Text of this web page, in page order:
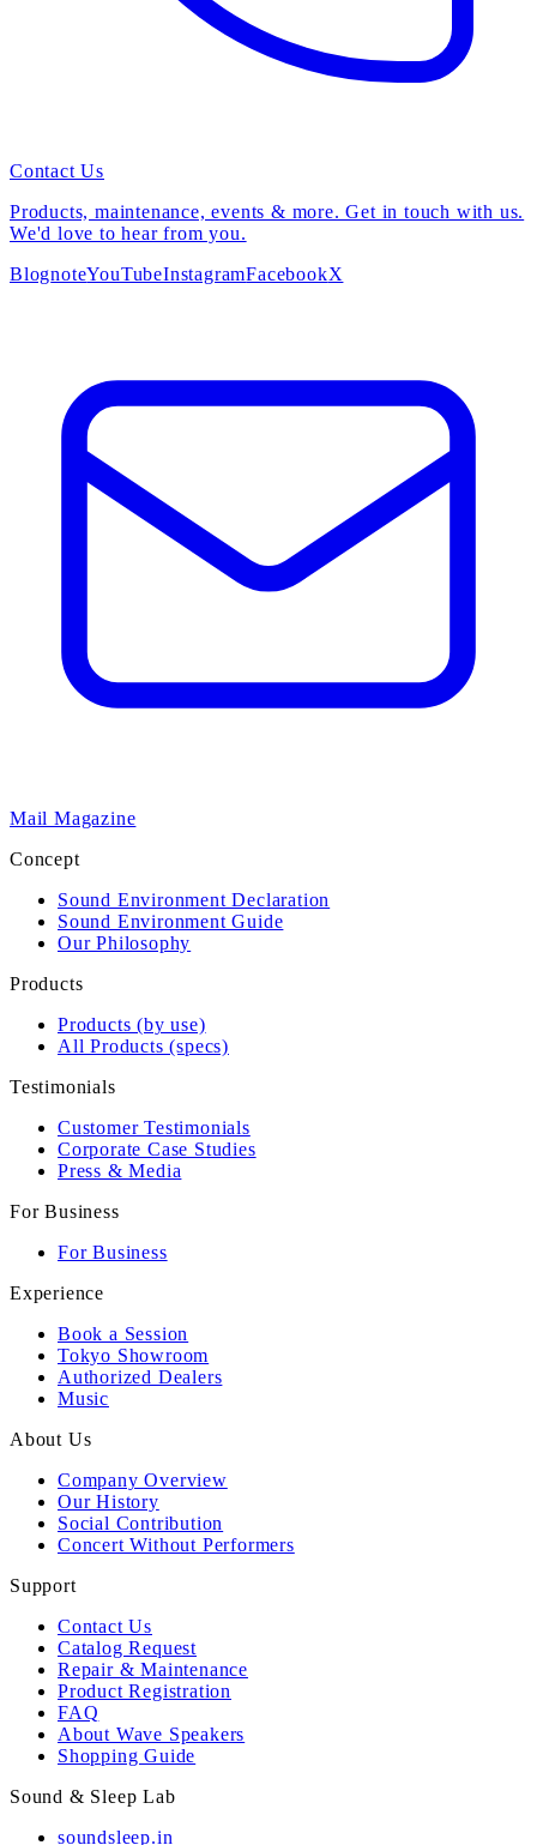
Contact Us
Products, maintenance, events & more. Get in touch with us.
We'd love to hear from you.
BlognoteYouTubeInstagramFacebookX
Mail Magazine
Concept
Sound Environment Declaration
Sound Environment Guide
Our Philosophy
Products
Products (by use)
All Products (specs)
Testimonials
Customer Testimonials
Corporate Case Studies
Press & Media
For Business
For Business
Experience
Book a Session
Tokyo Showroom
Authorized Dealers
Music
About Us
Company Overview
Our History
Social Contribution
Concert Without Performers
Support
Contact Us
Catalog Request
Repair & Maintenance
Product Registration
FAQ
About Wave Speakers
Shopping Guide
Sound & Sleep Lab
soundsleep.in